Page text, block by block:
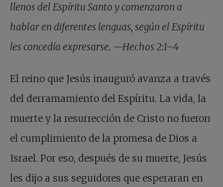
llenos del Espíritu Santo y comenzaron a
hablar en diferentes lenguas, según el Espíritu
les concedía expresarse. —Hechos 2:1–4
El reino que Jesús inauguró avanza a través
del derramamiento del Espíritu. La vida, la
muerte y la resurrección de Cristo no fueron
el cumplimiento de la promesa de Dios a
Israel. Por eso, después de su muerte, Jesús
les dijo a sus seguidores que esperaran en